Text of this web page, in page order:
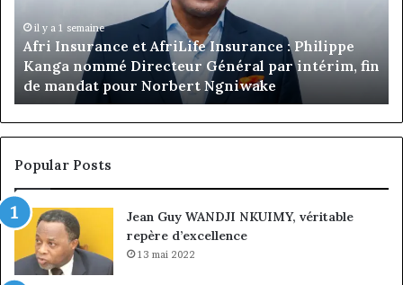
Insurance : Philippe
Général par intérim, fin
Ngniwake
commandes
de
Jumia
Maroc
il y a 18 heures
Marcelle Monkam Siayojie
de Jumia Maroc
Popular Posts
Jean Guy WANDJI NKUIMY, véritable
repère d’excellence
13 mai 2022